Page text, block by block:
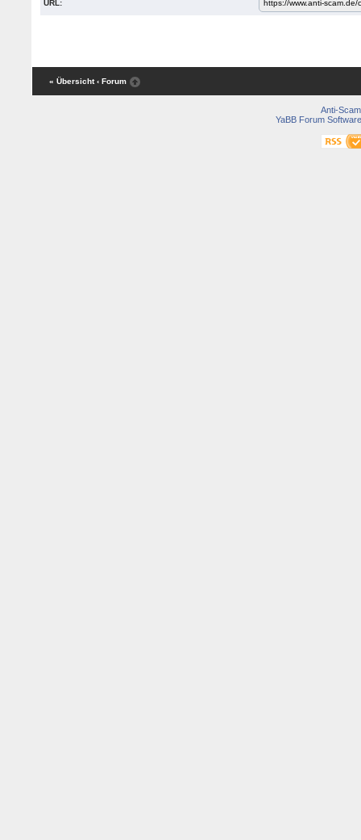
URL:
« Übersicht ‹ Forum
Anti-Scam
YaBB Forum Software